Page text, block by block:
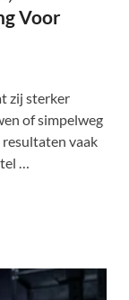
Voor
zij sterker
of simpelweg
vaak
…